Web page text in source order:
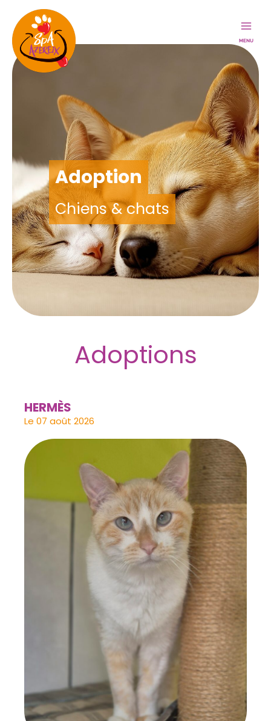
contenu
Adoption
Chiens & chats
Adoptions
HERMÈS
Le 07 août 2026